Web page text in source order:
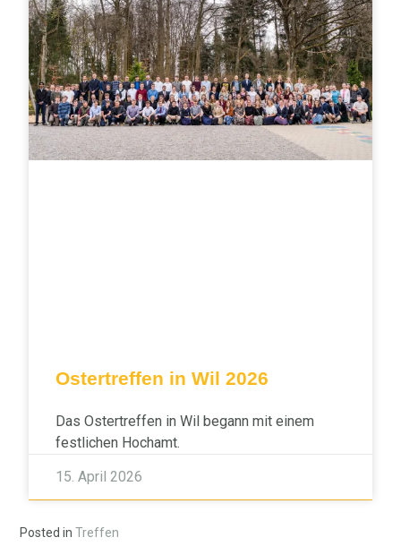
Ostertreffen in Wil 2026
Das Ostertreffen in Wil begann mit einem
festlichen Hochamt.
15. April 2026
Posted in Treffen